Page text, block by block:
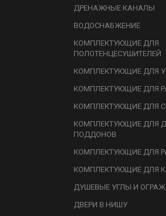
ДРЕНАЖНЫЕ КАНАЛЫ
ВОДОСНАБЖЕНИЕ
КОМПЛЕКТУЮЩИЕ ДЛЯ
ПОЛОТЕНЦЕСУШИТЕЛЕЙ
КОМПЛЕКТУЮЩИЕ ДЛЯ
КОМПЛЕКТУЮЩИЕ ДЛЯ
КОМПЛЕКТУЮЩИЕ ДЛЯ
КОМПЛЕКТУЮЩИЕ ДЛЯ
ПОДДОНОВ
КОМПЛЕКТУЮЩИЕ ДЛЯ
КОМПЛЕКТУЮЩИЕ ДЛЯ
ДУШЕВЫЕ УГЛЫ И
ДВЕРИ В НИШУ